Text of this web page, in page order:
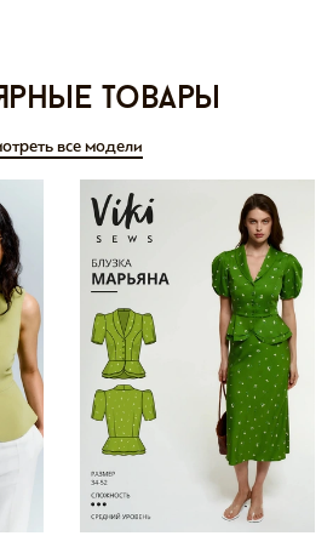
товары
все модели